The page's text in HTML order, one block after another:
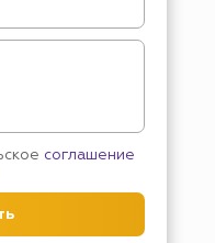
соглашение